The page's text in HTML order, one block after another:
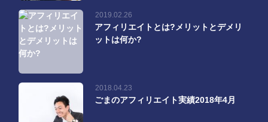
2019.02.26
アフィリエイトとは?メリットとデメリ
ットは何か?
2018.04.23
ごまのアフィリエイト実績2018年4月